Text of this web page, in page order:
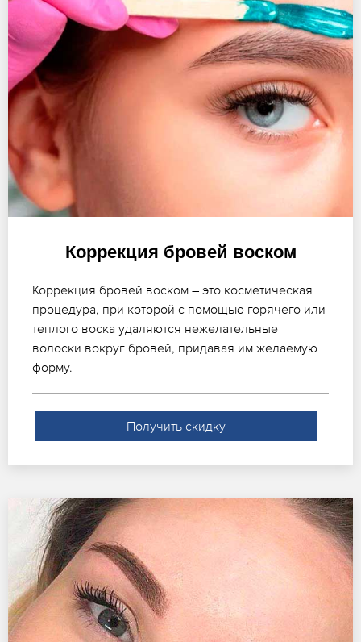
Коррекция бровей воском
Коррекция бровей воском – это косметическая
процедура, при которой с помощью горячего или
теплого воска удаляются нежелательные
волоски вокруг бровей, придавая им желаемую
форму.
Получить скидку